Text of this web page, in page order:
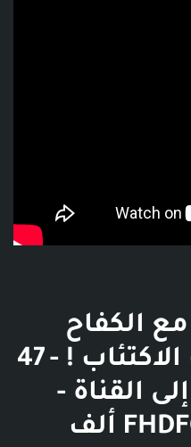
الكفاح
والاعتزال بسبب الاكتئاب ! - 47
القناة -
فهد فو FHDFO I - 285 ألف